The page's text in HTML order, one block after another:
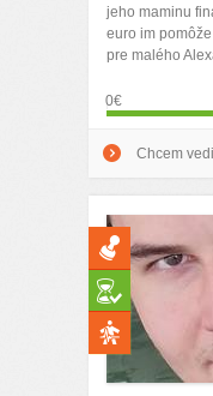
jeho maminu
euro im
pre malého
0€
Chcem